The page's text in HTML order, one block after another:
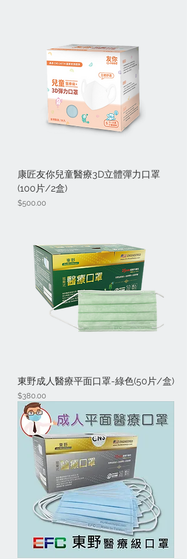
康匠友你兒童醫療3D立體彈力口罩
(100片/2盒)
價格
$500.00
東野成人醫療平面口罩-綠色(50片/盒)
價格
$380.00